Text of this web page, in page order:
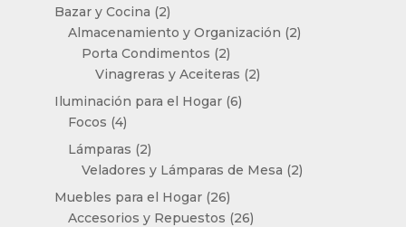
Bazar y Cocina 22
productos
Almacenamiento y Organización 22
Porta Condimentos 22
productos
Vinagreras y Aceiteras 22
Iluminación para el Hogar 66
Focos 44
productos
Lámparas 22
productos
Veladores y Lámparas de Mesa 22
Muebles para el Hogar 2626
productos
Accesorios y Repuestos 2626